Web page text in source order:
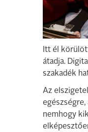
Itt él
átadja.
szakadék
Az
nemhogy